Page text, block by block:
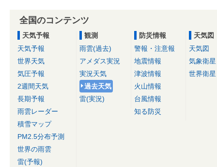
全国のコンテンツ
天気予報
天気予報
世界天気
気圧予報
2週間天気
長期予報
雨雲レーダー
積雪マップ
PM2.5分布予測
世界の雨雲
雷(予報)
観測
雨雲(過去)
アメダス実況
実況天気
過去天気
雷(実況)
防災情報
警報・注意報
地震情報
津波情報
火山情報
台風情報
知る防災
天気図
天気図
気象衛星
世界衛星